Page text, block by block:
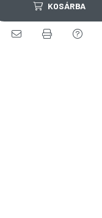
KOSÁRBA